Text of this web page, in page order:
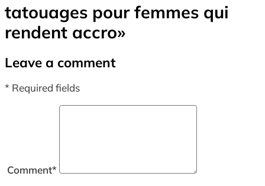
tatouages pour femmes qui
rendent accro»
Leave a comment
* Required fields
Comment*